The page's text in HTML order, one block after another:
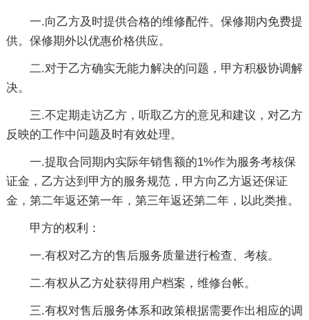
一.向乙方及时提供合格的维修配件。保修期内免费提
供。保修期外以优惠价格供应。
二.对于乙方确实无能力解决的问题，甲方积极协调解
决。
三.不定期走访乙方，听取乙方的意见和建议，对乙方
反映的工作中问题及时有效处理。
一.提取合同期内实际年销售额的1%作为服务考核保
证金，乙方达到甲方的服务规范，甲方向乙方返还保证
金，第二年返还第一年，第三年返还第二年，以此类推。
甲方的权利：
一.有权对乙方的售后服务质量进行检查、考核。
二.有权从乙方处获得用户档案，维修台帐。
三.有权对售后服务体系和政策根据需要作出相应的调